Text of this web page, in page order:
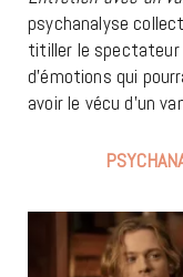
psychanalyse
titiller le spectateur
d’émotions qui
avoir le vécu d’un